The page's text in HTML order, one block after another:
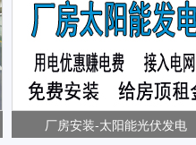
厂房安装-太阳能光伏发电